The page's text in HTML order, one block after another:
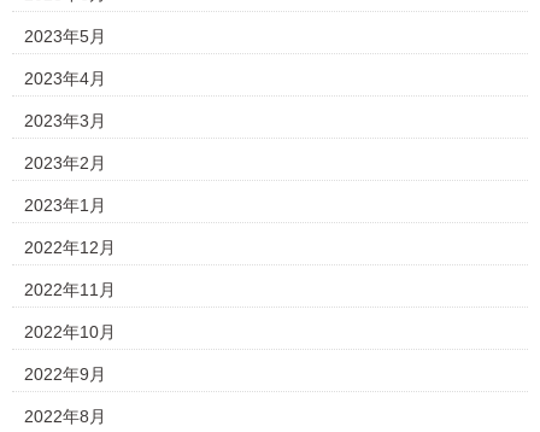
2023年5月
2023年4月
2023年3月
2023年2月
2023年1月
2022年12月
2022年11月
2022年10月
2022年9月
2022年8月